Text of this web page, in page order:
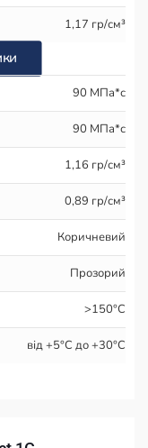
1,17 гр/см³
90 МПа*с
90 МПа*с
1,16 гр/см³
0,89 гр/см³
Коричневий
Прозорий
>150°С
від +5°С до +30°С